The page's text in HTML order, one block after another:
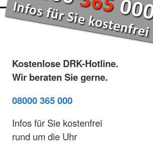
Kostenlose DRK-Hotline.
Wir beraten Sie gerne.
08000 365 000
Infos für Sie kostenfrei
rund um die Uhr